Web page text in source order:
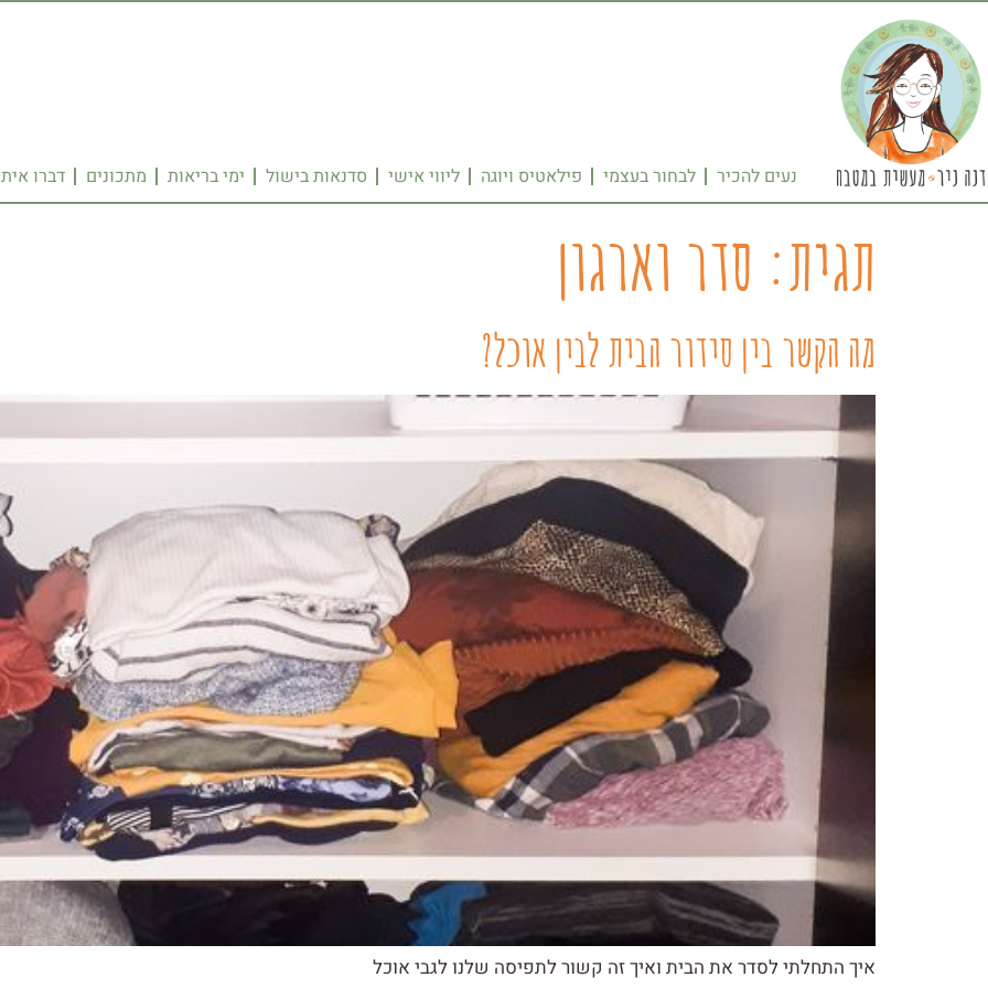
נעים להכיר לבחור בעצמי פילאטיס ויוגה ליווי אישי סדנאות בישול ימי בריאות מתכונים דברו
תגית: סדר וארגון
מה הקשר בין סידור הבית לבין אוכל?
איך התחלתי לסדר את הבית ואיך זה קשור לתפיסה שלנו לגבי אוכל